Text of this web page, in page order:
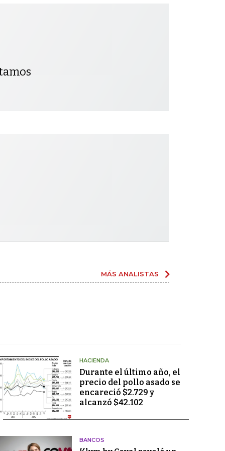
MÁS ANALISTAS
HACIENDA
Durante el último año, el
precio del pollo asado se
encareció $2.729 y
alcanzó $42.102
BANCOS